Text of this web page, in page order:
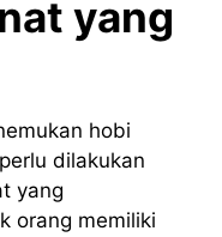
yang
hobi
dilakukan
yang
orang memiliki